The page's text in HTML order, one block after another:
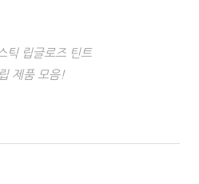
틱 립글로즈 틴트
제품 모음!